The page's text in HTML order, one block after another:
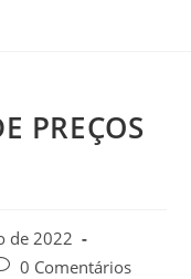
PREÇOS
de 2022
0 Comentários